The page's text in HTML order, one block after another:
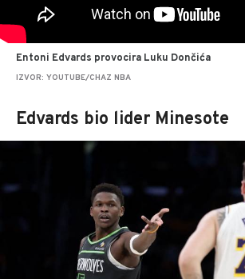
Entoni Edvards provocira Luku Dončića
IZVOR: YOUTUBE/CHAZ NBA
Edvards bio lider Minesote